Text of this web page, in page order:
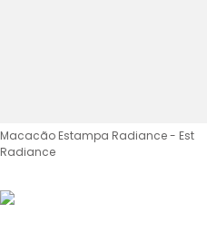
Macacão Estampa Radiance - Est
Radiance